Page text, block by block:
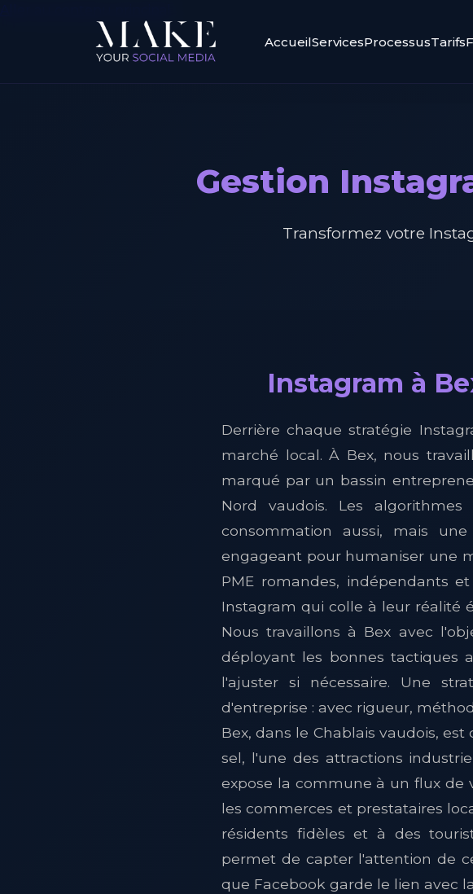
AccueilServicesProcessusTarifs
Gestion
Transformez votre
Instagram à
Derrière chaque stratégie
marché local. À Bex, nous
marqué par un bassin
Nord vaudois. Les
consommation aussi, mais
engageant pour humaniser une
PME romandes, indépendants
Instagram qui colle à leur réalité
Nous travaillons à Bex avec
déployant les bonnes tactiques
l'ajuster si nécessaire. Une
d'entreprise : avec rigueur,
Bex, dans le Chablais vaudois,
sel, l'une des attractions
expose la commune à un flux de
les commerces et prestataires
résidents fidèles et à des
permet de capter l'attention de
que Facebook garde le lien avec